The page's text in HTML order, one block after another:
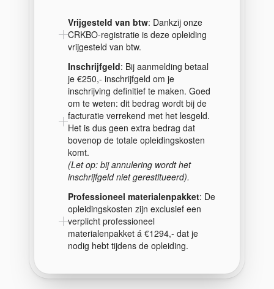
Vrijgesteld van btw: Dankzij onze
CRKBO-registratie is deze opleiding
vrijgesteld van btw.
Inschrijfgeld: Bij aanmelding betaal
je €250,- inschrijfgeld om je
inschrijving definitief te maken. Goed
om te weten: dit bedrag wordt bij de
facturatie verrekend met het lesgeld.
Het is dus geen extra bedrag dat
bovenop de totale opleidingskosten
komt.
(Let op: bij annulering wordt het
inschrijfgeld niet gerestitueerd).
Professioneel materialenpakket: De
opleidingskosten zijn exclusief een
verplicht professioneel
materialenpakket á €1294,- dat je
nodig hebt tijdens de opleiding.